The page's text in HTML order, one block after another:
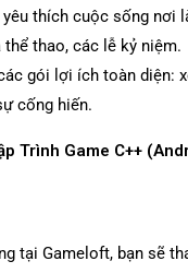
thích cuộc sống nơi
thao, các lễ kỷ niệm.
gói lợi ích toàn diện:
cống hiến.
Trình Game C++
tại Gameloft, bạn sẽ